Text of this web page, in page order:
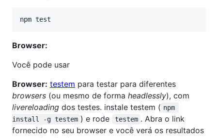
Browser:
Você pode usar
Browser: testem para testar para diferentes
browsers (ou mesmo de forma headlessly), com
livereloading dos testes. instale testem ( npm
install -g testem ) e rode testem . Abra o link
fornecido no seu browser e você verá os resultados